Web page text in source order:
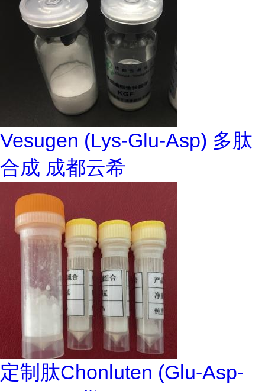
Vesugen (Lys-Glu-Asp) 多肽
合成 成都云希
定制肽Chonluten (Glu-Asp-